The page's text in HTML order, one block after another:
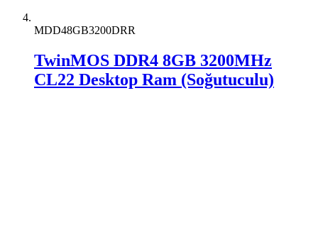
MDD48GB3200DRR
TwinMOS DDR4 8GB 3200MHz
CL22 Desktop Ram (Soğutuculu)